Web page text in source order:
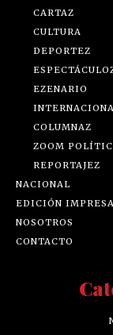
CARTAZ
CULTURA
DEPORTEZ
EZENARIO
COLUMNAZ
ZOOM
REPORTAJEZ
NACIONAL
EDICIÓN IMPRESA
NOSOTROS
CONTACTO